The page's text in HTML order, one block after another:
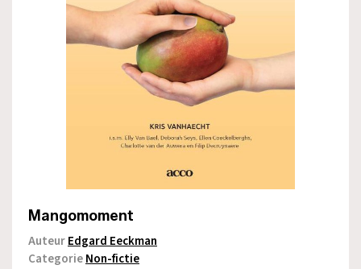
Mangomoment
AuteurEdgard Eeckman
CategorieNon-fictie